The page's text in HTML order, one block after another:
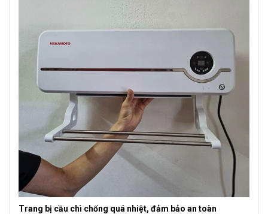
Trang bị cầu chì chống quá nhiệt, đảm bảo an toàn